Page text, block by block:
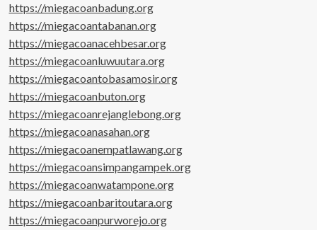
https://miegacoanbadung.org
https://miegacoantabanan.org
https://miegacoanacehbesar.org
https://miegacoanluwuutara.org
https://miegacoantobasamosir.org
https://miegacoanbuton.org
https://miegacoanrejanglebong.org
https://miegacoanasahan.org
https://miegacoanempatlawang.org
https://miegacoansimpangampek.org
https://miegacoanwatampone.org
https://miegacoanbaritoutara.org
https://miegacoanpurworejo.org